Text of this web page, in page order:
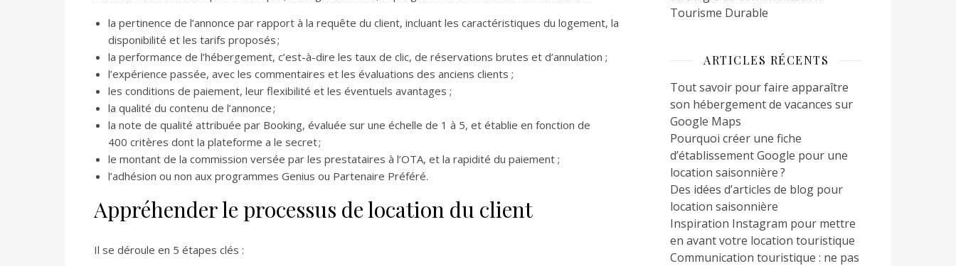
la pertinence de l’annonce par rapport à la requête du client, incluant les caractéristiques du logement, la
disponibilité et les tarifs proposés ;
la performance de l’hébergement, c’est-à-dire les taux de clic, de réservations brutes et d’annulation ;
l’expérience passée, avec les commentaires et les évaluations des anciens clients ;
les conditions de paiement, leur flexibilité et les éventuels avantages ;
la qualité du contenu de l’annonce ;
la note de qualité attribuée par Booking, évaluée sur une échelle de 1 à 5, et établie en fonction de
400 critères dont la plateforme a le secret ;
le montant de la commission versée par les prestataires à l’OTA, et la rapidité du paiement ;
l’adhésion ou non aux programmes Genius ou Partenaire Préféré.
Appréhender le processus de location du client
Il se déroule en 5 étapes clés :
Tourisme Durable
ARTICLES RÉCENTS
Tout savoir pour faire apparaître
son hébergement de vacances sur
Google Maps
Pourquoi créer une fiche
d’établissement Google pour une
location saisonnière ?
Des idées d’articles de blog pour
location saisonnière
Inspiration Instagram pour mettre
en avant votre location touristique
Communication touristique : ne pas